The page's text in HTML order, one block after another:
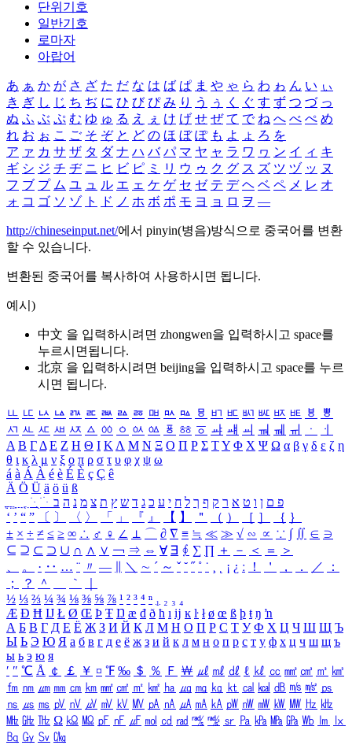
단위기호
일반기호
로마자
아랍어
あ ぁ か が さ ざ た だ な は ば ぱ ま や ゃ ら わ ゎ ん い ぃ
き ぎ し じ ち ぢ に ひ び ぴ み り う ぅ く ぐ す ず つ づ っ
ぬ ふ ぶ ぷ む ゆ ゅ る え ぇ け げ せ ぜ て で ね へ べ ぺ め
れ お ぉ こ ご そ ぞ と ど の ほ ぼ ぽ も よ ょ ろ を
ア ァ カ サ ザ タ ダ ナ ハ バ パ マ ヤ ャ ラ ワ ヮ ン イ ィ キ
ギ シ ジ チ ヂ ニ ヒ ビ ピ ミ リ ウ ゥ ク グ ス ズ ツ ヅ ッ ヌ
フ ブ プ ム ユ ュ ル エ ェ ケ ゲ セ ゼ テ デ ヘ ベ ペ メ レ オ
ォ コ ゴ ソ ゾ ト ド ノ ホ ボ ポ モ ヨ ョ ロ ヲ ―
http://chineseinput.net/에서 pinyin(병음)방식으로 중국어를 변환
할 수 있습니다.
변환된 중국어를 복사하여 사용하시면 됩니다.
예시)
中文 을 입력하시려면 zhongwen을 입력하시고 space를
누르시면됩니다.
北京 을 입력하시려면 beijing을 입력하시고 space를 누르
시면 됩니다.
ㅥ ㅦ ㅧ ㅨ ㅩ ㅪ ㅫ ㅬ ㅭ ㅮ ㅯ ㅰ ㅱ ㅲ ㅳ ㅴ ㅵ ㅶ ㅷ ㅸ
ㅹ
ㅺ ㅻ ㅼ ㅽ ㅾ ㅿ ㆀ ㆁ ㆂ ㆃ ㆄ ㆅ ㆆ ㆇ ㆈ ㆉ ㆊ ㆋ ㆌ ㆍ
ㆎ
Α Β ΓΔ Ε Ζ Η Θ Ι ΚΛ Μ Ν Ξ Ο Π Ρ Σ ΤΥ Φ Χ Ψ Ω α β γ δ ε ζ η
θ ι κ λ μ ν ξ ο π ρ σ τ υ φ χ ψ ω
á à Á À é è É È ç Ç ê
Ä Ö Ü ä ö ü ß
ִֶֹ ֻּ ׁׂ פ ם ן ו ט א ר ק ף ך ל ח י ע כ ג ד ש ץ ת צ מ נ ה ב
‘ ’ “ ” 〔 〕 〈 〉 「 」 『 』 【 】 ＂ （ ） ［ ］ ｛ ｝
± × ÷ ≠ ≤ ≥ ∞ ∴ ♂ ♀ ∠ ⊥ ⌒ ∂ ∇ ≡ ≒ ≪ ≫ √ ∽ ∝ ∵ ∫ ∬ ∈ ∋
⊆ ⊇ ⊂ ⊃ ∪ ∩ ∧ ∨ ￢ ⇒ ⇔ ∀ ∃ ∮ ∑ ∏ ＋ － ＜ ＝
＞
、
。 · ‥ … ¨ 〃 ― ＼ ∼ ´ ～ ˇ ˘ ˝ ˚ ˙ ¸ ¡ ¿ ː ！ ＇ ， ． ／
：
；
？ ＾ ｀
½ ⅓ ⅔ ¼ ¾ ⅛ ⅜ ⅝ ⅞ ¹ ² ³ ⁴ ⁿ ₁ ₂ ₃ ₄
Æ Ð Ħ Ĳ Ł Ø Œ Þ Ŧ Ŋ æ đ ð ħ ı ĳ ĸ ŀ ł ø œ ß þ ŧ ŋ ŉ
А Б В Г Д Е Ё Ж З И Й К Л М Н О П Р С Т У Ф Х Ц Ч Ш Щ Ъ
Ы Ь Э Ю Я а б в г д е ё ж з и й к л м н о п р с т у ф х ц ч ш щ ъ
ы ь э ю я
′ ″ ℃ Å ￠ ￡ ￥ ¤ ℉ ‰ ＄ ％ Ｆ ￦ ㎕ ㎖ ㎗ ℓ ㎘ ㏄ ㎣ ㎤ ㎥ ㎦
㎙ ㎚ ㎛ ㎜ ㎝ ㎞ ㎟ ㎠ ㎡ ㎢ ㏊ ㎍ ㎎ ㎏ ㏏ ㎈ ㎉ ㏈ ㎧ ㎨ ㎰
㎱ ㎲ ㎳ ㎴ ㎵ ㎶ ㎷ ㎸ ㎹ ㎀ ㎁ ㎂ ㎃ ㎄ ㎺ ㎻ ㎽ ㎾ ㎿ ㎐ ㎑
㎒ ㎓ ㎔ Ω ㏀ ㏁ ㎊ ㎋ ㎌ ㏖ ㏅ ㎭ ㎮ ㎯ ㏛ ㎩ ㎪ ㎫ ㎬ ㏝ ㏐
㏓
㏃ ㏉ ㏜ ㏆